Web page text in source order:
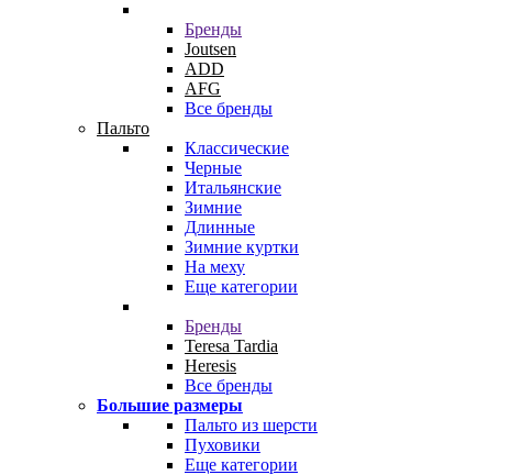
Бренды
Joutsen
ADD
AFG
Все бренды
Пальто
Классические
Черные
Итальянские
Зимние
Длинные
Зимние куртки
На меху
Еще категории
Бренды
Teresa Tardia
Heresis
Все бренды
Большие размеры
Пальто из шерсти
Пуховики
Еще категории